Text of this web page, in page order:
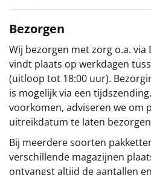
Bezorgen
Wij bezorgen met zorg o.a. via
vindt plaats op werkdagen
(uitloop tot 18:00 uur).
is mogelijk via een
voorkomen, adviseren we om
uitreikdatum te laten
Bij meerdere soorten
verschillende magazijnen
ontvangst altijd de aantallen